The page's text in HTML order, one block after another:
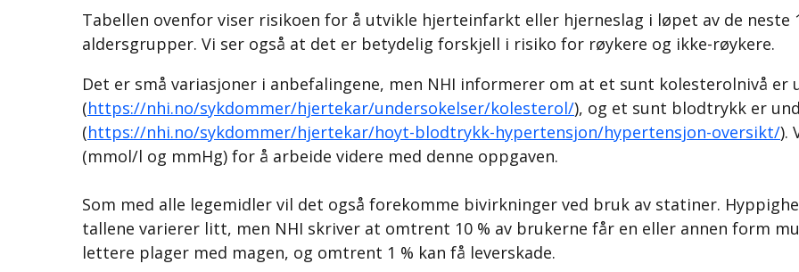
Tabellen ovenfor viser risikoen for å utvikle hjerteinfarkt eller hjerneslag i løpet av de neste
aldersgrupper. Vi ser også at det er betydelig forskjell i risiko for røykere og ikke-røykere.
Det er små variasjoner i anbefalingene, men NHI informerer om at et sunt kolesterolnivå er
(https://nhi.no/sykdommer/hjertekar/undersokelser/kolesterol/), og et sunt blodtrykk er
(https://nhi.no/sykdommer/hjertekar/hoyt-blodtrykk-hypertensjon/hypertensjon-oversikt/).
(mmol/l og mmHg) for å arbeide videre med denne oppgaven.
Som med alle legemidler vil det også forekomme bivirkninger ved bruk av statiner.
tallene varierer litt, men NHI skriver at omtrent 10 % av brukerne får en eller annen form
lettere plager med magen, og omtrent 1 % kan få leverskade.